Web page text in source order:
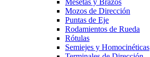
Mesetas y Brazos
Mozos de Dirección
Puntas de Eje
Rodamientos de Rueda
Rótulas
Semiejes y Homocinéticas